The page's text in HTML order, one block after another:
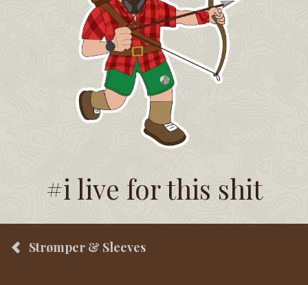
#i live for this shit
Strømper & Sleeves